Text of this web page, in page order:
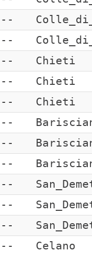
--
--
--
Chieti
--
Chieti
--
Chieti
--
--
--
--
--
--
--
Celano